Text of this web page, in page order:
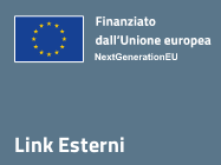
Link Esterni